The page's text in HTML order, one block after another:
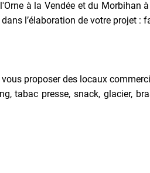
à la Vendée et du Morbihan
l’élaboration de votre projet :
proposer des locaux
tabac presse, snack, glacier,